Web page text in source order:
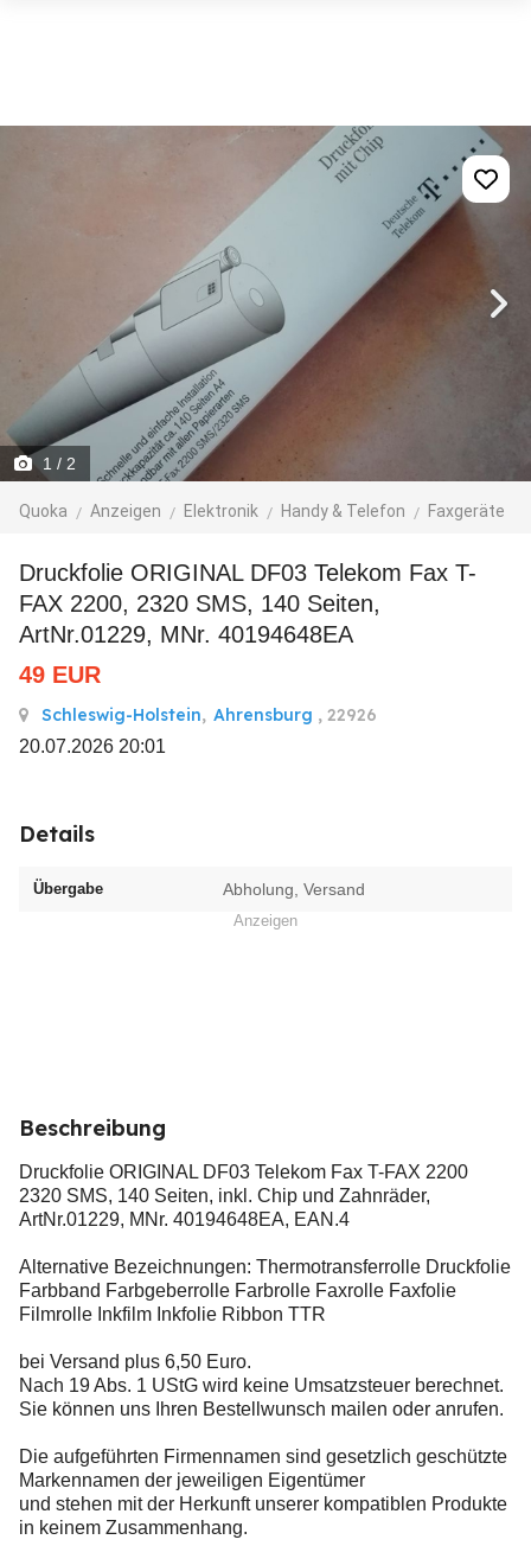
1 / 2
Quoka Anzeigen Elektronik Handy & Telefon Faxgeräte
Druckfolie ORIGINAL DF03 Telekom Fax T-
FAX 2200, 2320 SMS, 140 Seiten,
ArtNr.01229, MNr. 40194648EA
49 EUR
Schleswig-Holstein, Ahrensburg , 22926
20.07.2026 20:01
Details
Übergabe Abholung, Versand
Anzeigen
Beschreibung
Druckfolie ORIGINAL DF03 Telekom Fax T-FAX 2200
2320 SMS, 140 Seiten, inkl. Chip und Zahnräder,
ArtNr.01229, MNr. 40194648EA, EAN.4
Alternative Bezeichnungen: Thermotransferrolle Druckfolie
Farbband Farbgeberrolle Farbrolle Faxrolle Faxfolie
Filmrolle Inkfilm Inkfolie Ribbon TTR
bei Versand plus 6,50 Euro.
Nach 19 Abs. 1 UStG wird keine Umsatzsteuer berechnet.
Sie können uns Ihren Bestellwunsch mailen oder anrufen.
Die aufgeführten Firmennamen sind gesetzlich geschützte
Markennamen der jeweiligen Eigentümer
und stehen mit der Herkunft unserer kompatiblen Produkte
in keinem Zusammenhang.